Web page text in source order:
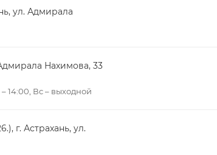
ул. Адмирала
Нахимова, 33
14:00, Вс – выходной
г. Астрахань, ул.